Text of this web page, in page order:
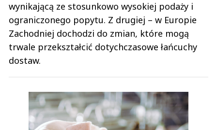
wynikającą ze stosunkowo wysokiej podaży i
ograniczonego popytu. Z drugiej – w Europie
Zachodniej dochodzi do zmian, które mogą
trwale przekształcić dotychczasowe łańcuchy
dostaw.